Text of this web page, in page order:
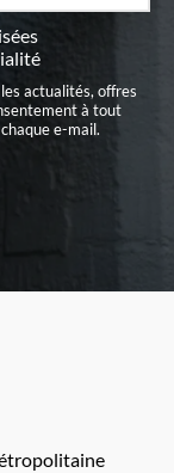
actualités, offres
à tout
e-mail.